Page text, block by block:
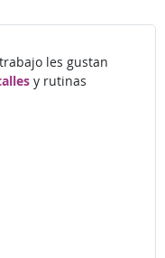
les gustan
y rutinas